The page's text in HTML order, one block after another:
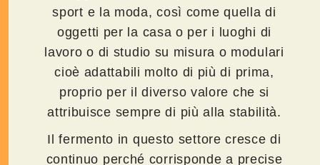
sport e la moda, così come quella di
oggetti per la casa o per i luoghi di
lavoro o di studio su misura o modulari
cioè adattabili molto di più di prima,
proprio per il diverso valore che si
attribuisce sempre di più alla stabilità.
Il fermento in questo settore cresce di
continuo perché corrisponde a precise